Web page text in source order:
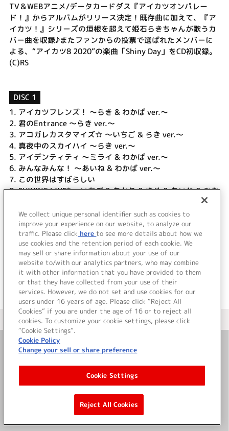
TV＆WEBアニメ/データカードダス『アイカツオンパレー
ド！』からアルバムがリリース決定！既存曲に加えて、『ア
イカツ！』シリーズの垣根を超えて姫石らきちゃんが歌うカ
バー曲を収録♪またファンからの投票で選ばれたメンバーに
よる、“アイカツ8 2020”の楽曲「Shiny Day」をCD初収録。
(C)RS
DISC 1
1. アイカツフレンズ！ ～らき & わかば ver.～
2. 君のEntrance ～らき ver.～
3. アコガレカスタマイズ☆ ～いちご & らき ver.～
4. 真夜中のスカイハイ ～らき ver.～
5. アイデンティティ ～ミライ & わかば ver.～
6. みんなみんな！ ～あいね & わかば ver.～
7. この世界はすばらしい
8.SHINING LINE* ～いちご & あかり & ゆめ & あいね & みお
Shiny day
10. アイドル活動！オンパレード！ver.
＜ BACK
＜ カタログサイト トップページへ
お問い合わせ
サイト利用について
©Bandai Namco Music Live Inc.
We collect unique personal identifier such as cookies to
improve your experience on our website, to analyze our
traffic. Please click here to see more details about how we
use cookies and the retention period of each cookie. We
may sell or share information about your use of our
website to/with our analytics partners, who may combine
it with other information that you have provided to them
or that they have collected from your use of their
services. However, we do not set and use cookies for our
users under 16 years of age. Please click “Reject All
Cookies” if you are under the age of 16 or to reject all
cookies. To customize your cookie settings, please click
“Cookie Settings”.
Cookie Policy
Change your sell or share preference
Cookie Settings
Reject All Cookies